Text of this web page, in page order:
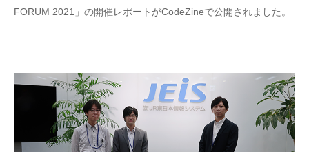
E
U
S
-
d
e
FORUM 2021」の開催レポートがCodeZineで公開されました。